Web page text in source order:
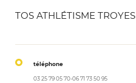
TOS ATHLÉTISME TROYES
téléphone
03 25 79 05 70-06 71 73 50 95